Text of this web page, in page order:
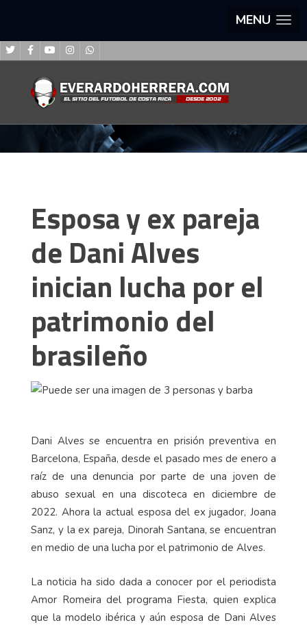
MENU
Esposa y ex pareja
de Dani Alves
inician lucha por el
patrimonio del
brasileño
Dani Alves se encuentra en prisión preventiva en
Barcelona, España, desde el pasado mes de enero a
raíz de una denuncia por parte de una joven de
abuso sexual en una discoteca en diciembre de
2022. Ahora la actual esposa del ex jugador, Joana
Sanz, y la ex pareja, Dinorah Santana, se encuentran
en medio de una lucha por el patrimonio de Alves.
La noticia ha sido dada a conocer por el periodista
Amor Romeira del programa Fiesta, quien explica
que la modelo ibérica y aún esposa de Dani Alves